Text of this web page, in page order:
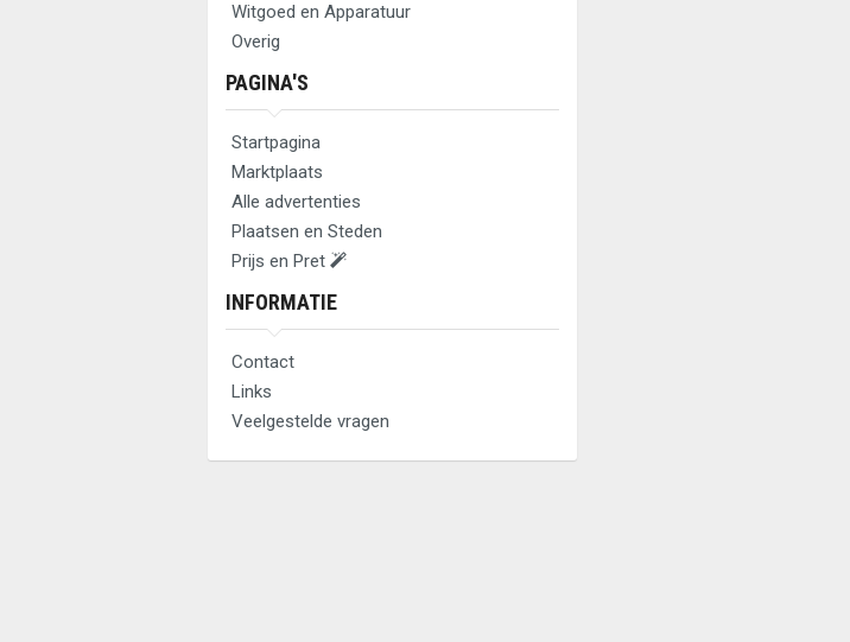
Witgoed en Apparatuur
Overig
PAGINA'S
Startpagina
Marktplaats
Alle advertenties
Plaatsen en Steden
Prijs en Pret
INFORMATIE
Contact
Links
Veelgestelde vragen